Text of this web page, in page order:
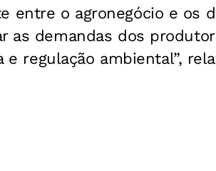
entre o agronegócio e os
as demandas dos
regulação ambiental”,